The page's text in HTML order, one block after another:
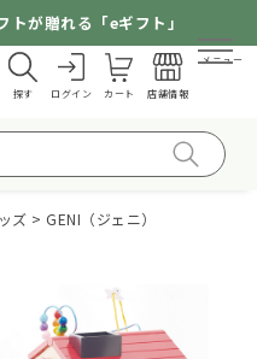
トが贈れる「eギフト」
探す ログイン カート 店舗情報
メニュー
ズ GENI（ジェニ）